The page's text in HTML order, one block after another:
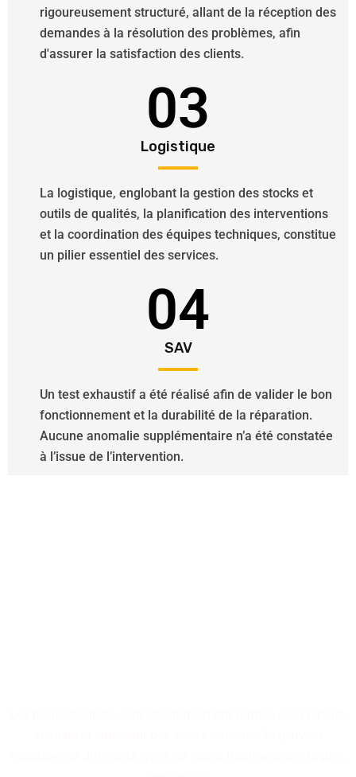
rigoureusement structuré, allant de la réception des
demandes à la résolution des problèmes, afin
d'assurer la satisfaction des clients.
03
Logistique
La logistique, englobant la gestion des stocks et
outils de qualités, la planification des interventions
et la coordination des équipes techniques, constitue
un pilier essentiel des services.
04
SAV
Un test exhaustif a été réalisé afin de valider le bon
fonctionnement et la durabilité de la réparation.
Aucune anomalie supplémentaire n’a été constatée
à l’issue de l’intervention.